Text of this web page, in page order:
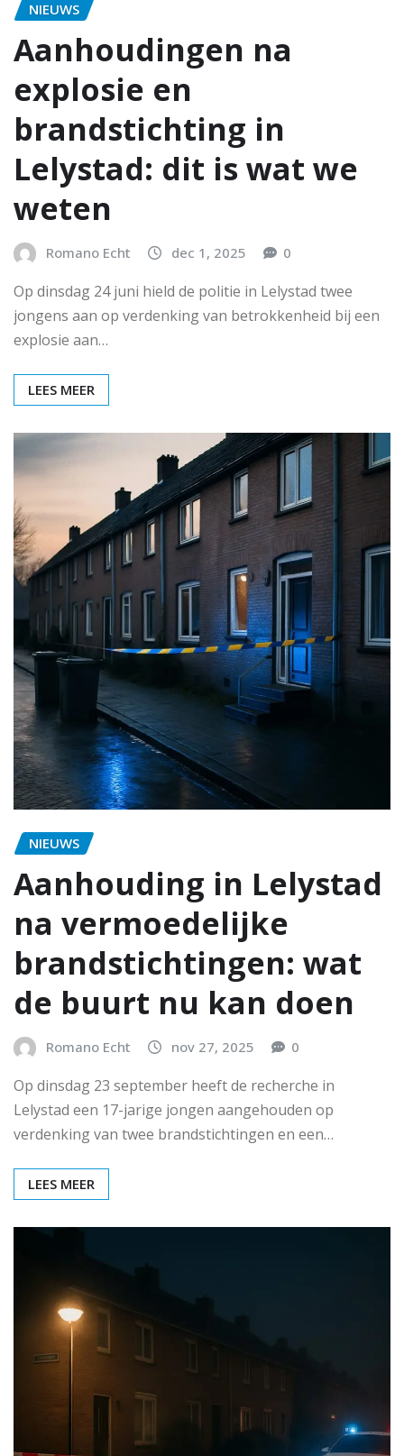
NIEUWS
Aanhoudingen na
explosie en
brandstichting in
Lelystad: dit is wat we
weten
Romano Echt dec 1, 2025 0
Op dinsdag 24 juni hield de politie in Lelystad twee
jongens aan op verdenking van betrokkenheid bij een
explosie aan…
LEES MEER
NIEUWS
Aanhouding in Lelystad
na vermoedelijke
brandstichtingen: wat
de buurt nu kan doen
Romano Echt nov 27, 2025 0
Op dinsdag 23 september heeft de recherche in
Lelystad een 17-jarige jongen aangehouden op
verdenking van twee brandstichtingen en een…
LEES MEER